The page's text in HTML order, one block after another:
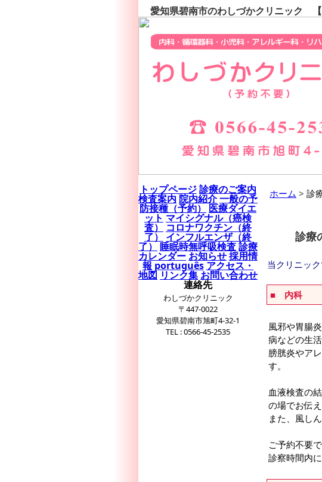
愛知県碧南市のわしづかクリニック 【
トップページ診療のご案内
検査案内 院内紹介一般の予
防接種（予約） 医療ダイエ
ット マイシグナル（癌検
査） コロナワクチン（終
了） インフルエンザ（終
了） 睡眠時無呼吸検査診療
カレンダー お知らせ採用情
報 português アクセス・
地図 リンク集 お問い合わせ
連絡先
わしづかクリニック
〒447-0022
愛知県碧南市旭町4-32-1
TEL : 0566-45-2535
ホーム 診
診療
当クリニッ
■ 内科
風邪や胃腸
病などの生
膀胱炎やア
す。
血液検査の
の場でお伝
また、風し
ご予約不要で
診察時間内